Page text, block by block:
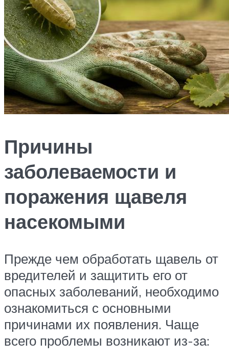
Причины
заболеваемости и
поражения щавеля
насекомыми
Прежде чем обработать щавель от
вредителей и защитить его от
опасных заболеваний, необходимо
ознакомиться с основными
причинами их появления. Чаще
всего проблемы возникают из-за: